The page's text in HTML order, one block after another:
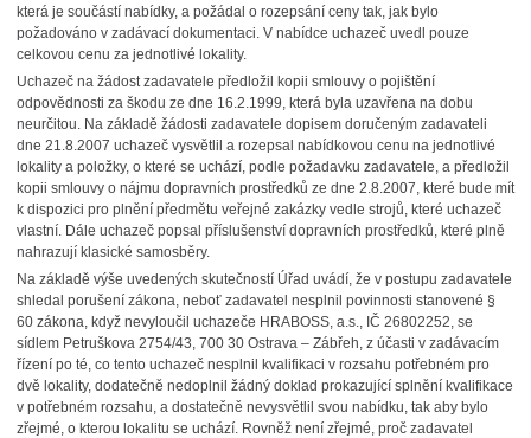
která je součástí nabídky, a požádal o rozepsání ceny tak, jak bylo
požadováno v zadávací dokumentaci. V nabídce uchazeč uvedl pouze
celkovou cenu za jednotlivé lokality.
Uchazeč na žádost zadavatele předložil kopii smlouvy o pojištění
odpovědnosti za škodu ze dne 16.2.1999, která byla uzavřena na dobu
neurčitou. Na základě žádosti zadavatele dopisem doručeným zadavateli
dne 21.8.2007 uchazeč vysvětlil a rozepsal nabídkovou cenu na jednotlivé
lokality a položky, o které se uchází, podle požadavku zadavatele, a předložil
kopii smlouvy o nájmu dopravních prostředků ze dne 2.8.2007, které bude mít
k dispozici pro plnění předmětu veřejné zakázky vedle strojů, které uchazeč
vlastní. Dále uchazeč popsal příslušenství dopravních prostředků, které plně
nahrazují klasické samosběry.
Na základě výše uvedených skutečností Úřad uvádí, že v postupu zadavatele
shledal porušení zákona, neboť zadavatel nesplnil povinnosti stanovené §
60 zákona, když nevyloučil uchazeče HRABOSS, a.s., IČ 26802252, se
sídlem Petruškova 2754/43, 700 30 Ostrava – Zábřeh, z účasti v zadávacím
řízení po té, co tento uchazeč nesplnil kvalifikaci v rozsahu potřebném pro
dvě lokality, dodatečně nedoplnil žádný doklad prokazující splnění kvalifikace
v potřebném rozsahu, a dostatečně nevysvětlil svou nabídku, tak aby bylo
zřejmé, o kterou lokalitu se uchází. Rovněž není zřejmé, proč zadavatel